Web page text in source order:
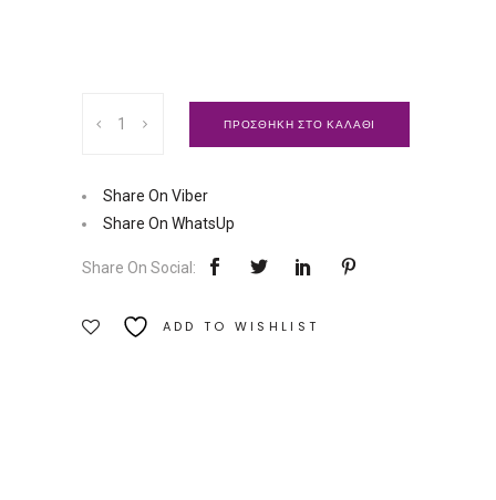
Ζωής
Εκδόσεις
Μεταμόρφωση
ΠΡΟΣΘΗΚΗ ΣΤΟ ΚΑΛΑΘΙ
Share On Viber
Share On WhatsUp
Share On Social:
ADD TO WISHLIST